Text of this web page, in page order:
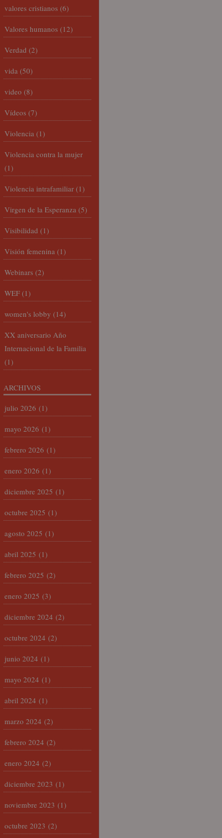
valores cristianos (6)
Valores humanos (12)
Verdad (2)
vida (50)
video (8)
Vídeos (7)
Violencia (1)
Violencia contra la mujer
(1)
Violencia intrafamiliar (1)
Virgen de la Esperanza (5)
Visibilidad (1)
Visión femenina (1)
Webinars (2)
WEF (1)
women's lobby (14)
XX aniversario Año
Internacional de la Familia
(1)
ARCHIVOS
julio 2026 (1)
mayo 2026 (1)
febrero 2026 (1)
enero 2026 (1)
diciembre 2025 (1)
octubre 2025 (1)
agosto 2025 (1)
abril 2025 (1)
febrero 2025 (2)
enero 2025 (3)
diciembre 2024 (2)
octubre 2024 (2)
junio 2024 (1)
mayo 2024 (1)
abril 2024 (1)
marzo 2024 (2)
febrero 2024 (2)
enero 2024 (2)
diciembre 2023 (1)
noviembre 2023 (1)
octubre 2023 (2)